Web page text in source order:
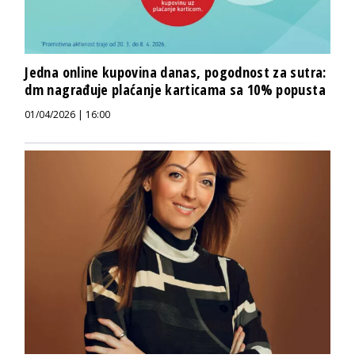
Jedna online kupovina danas, pogodnost za sutra:
dm nagrađuje plaćanje karticama sa 10% popusta
01/04/2026 | 16:00